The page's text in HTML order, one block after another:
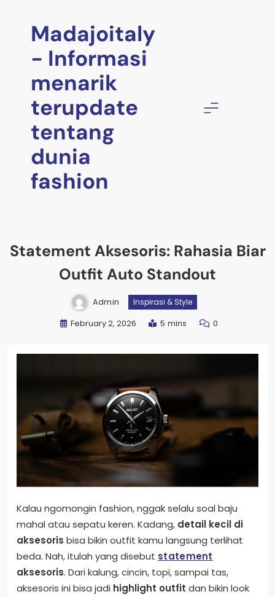
Madajoitaly
- Informasi
menarik
terupdate
tentang
dunia
fashion
Statement Aksesoris: Rahasia Biar
Outfit Auto Standout
Admin Inspirasi & Style
February 2, 2026 5 mins 0
Kalau ngomongin fashion, nggak selalu soal baju
mahal atau sepatu keren. Kadang, detail kecil di
aksesoris bisa bikin outfit kamu langsung terlihat
beda. Nah, itulah yang disebut statement
aksesoris. Dari kalung, cincin, topi, sampai tas,
aksesoris ini bisa jadi highlight outfit dan bikin look